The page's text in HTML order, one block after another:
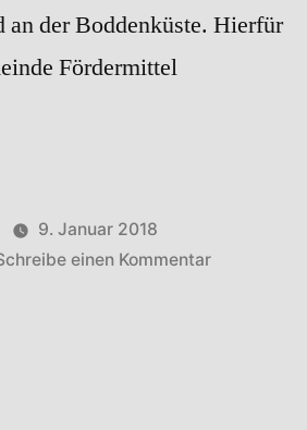
an der Boddenküste. Hierfür
Fördermittel
9. Januar 2018
einen Kommentarzu